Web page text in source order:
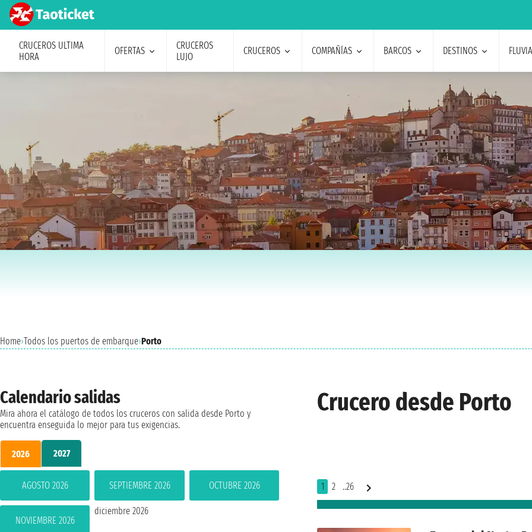
CRUCEROS ULTIMA
HORA
OFERTAS
CRUCEROS
LUJO
CRUCEROS COMPAÑÍAS BARCOS DESTINOS
Home›Todos los puertos de embarque›Porto
Crucero desde Porto
1 2 ..26
Calendario salidas
Mira ahora el catálogo de todos los cruceros con salida desde Porto y
encuentra enseguida lo mejor para tus exigencias.
2026 2027
AGOSTO 2026 SEPTIEMBRE 2026 OCTUBRE 2026
NOVIEMBRE 2026
diciembre 2026